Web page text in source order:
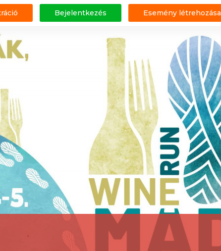
Bejelentkezés Esemény létrehozása